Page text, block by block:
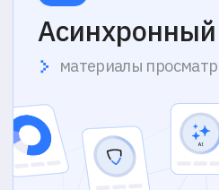
Отдел продаж
+7 (495) 032-93-64